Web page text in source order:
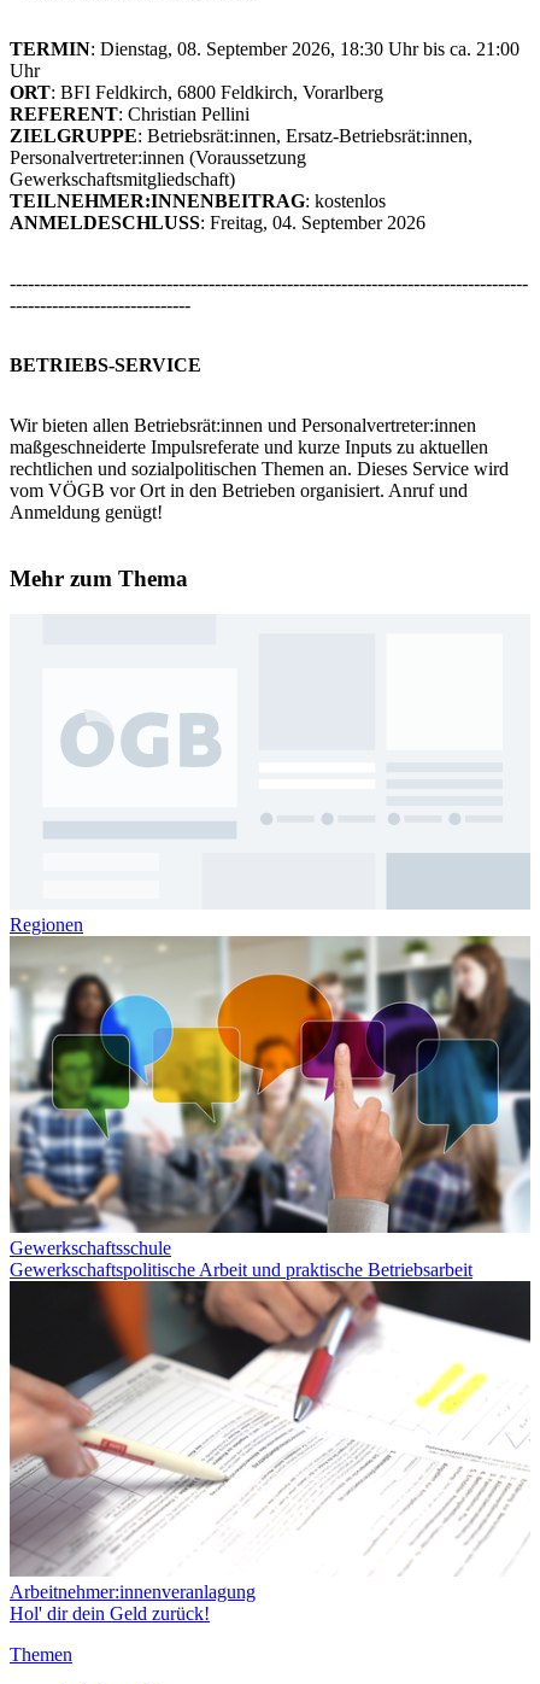
TERMIN: Dienstag, 08. September 2026, 18:30 Uhr bis ca. 21:00
Uhr
ORT: BFI Feldkirch, 6800 Feldkirch, Vorarlberg
REFERENT: Christian Pellini
ZIELGRUPPE: Betriebsrät:innen, Ersatz-Betriebsrät:innen,
Personalvertreter:innen (Voraussetzung
Gewerkschaftsmitgliedschaft)
TEILNEHMER:INNENBEITRAG: kostenlos
ANMELDESCHLUSS: Freitag, 04. September 2026
--------------------------------------------------------------------------------------
------------------------------
BETRIEBS-SERVICE
Wir bieten allen Betriebsrät:innen und Personalvertreter:innen
maßgeschneiderte Impulsreferate und kurze Inputs zu aktuellen
rechtlichen und sozialpolitischen Themen an. Dieses Service wird
vom VÖGB vor Ort in den Betrieben organisiert. Anruf und
Anmeldung genügt!
Mehr zum Thema
Regionen
Gewerkschaftsschule
Gewerkschaftspolitische Arbeit und praktische Betriebsarbeit
Arbeitnehmer:innenveranlagung
Hol' dir dein Geld zurück!
Themen